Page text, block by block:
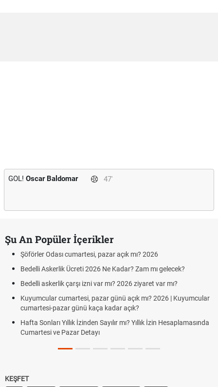
47'
GOL! Oscar Baldomar
Şu An Popüler İçerikler
Şöförler Odası cumartesi, pazar açık mı? 2026
Bedelli Askerlik Ücreti 2026 Ne Kadar? Zam mı gelecek?
Bedelli askerlik çarşı izni var mı? 2026 ziyaret var mı?
Kuyumcular cumartesi, pazar günü açık mı? 2026 | Kuyumcular
cumartesi-pazar günü kaça kadar açık?
Hafta Sonları Yıllık İzinden Sayılır mı? Yıllık İzin Hesaplamasında
Cumartesi ve Pazar Detayı
KEŞFET